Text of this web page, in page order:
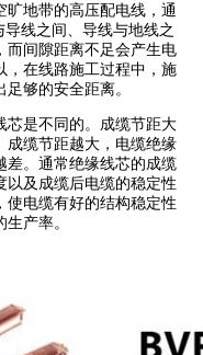
地带的高压配电线，通
线之间、导线与地线之
而间隙距离不足会产生电
，在线路施工过程中，施
够的安全距离。
芯是不同的。成缆节距大
成缆节距越大，电缆绝缘
差。通常绝缘线芯的成缆
以及成缆后电缆的稳定性
使电缆有好的结构稳定性
产率。